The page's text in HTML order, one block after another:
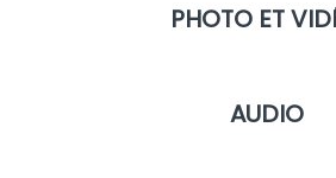
PHOTO ET
AUDIO